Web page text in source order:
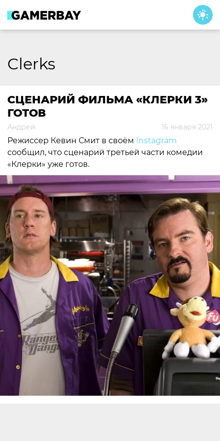
content
Clerks
СЦЕНАРИЙ ФИЛЬМА «КЛЕРКИ 3»
ГОТОВ
Андрей 16 января 2021
Режиссер Кевин Смит в своём
Instagram
сообщил, что сценарий третьей части комедии
«Клерки» уже готов.